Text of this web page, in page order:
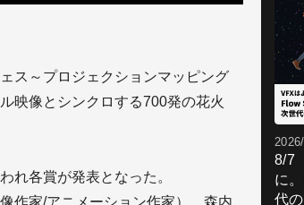
ス～プロジェクションマッピング
映像とシンクロする700発の花火
れ各賞が発表となった。
8/7
に
代